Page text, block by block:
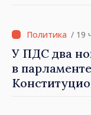
Северной
Хорин
/ 19
У ПДС два
в